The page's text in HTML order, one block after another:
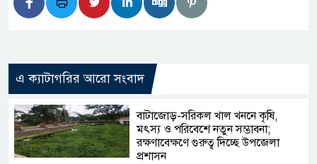
এ ক্যাটাগরির আরো সংবাদ
‎বাটাজোড়-সরিকল খাল খননে কৃষি,
মৎস্য ও পরিবেশে নতুন সম্ভাবনা;
রক্ষণাবেক্ষণে গুরুত্ব দিচ্ছে উপজেলা
প্রশাসন